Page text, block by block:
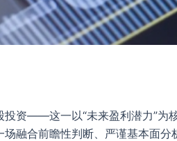
资——这一以“未来盈利潜力”为
融合前瞻性判断、严谨基本面